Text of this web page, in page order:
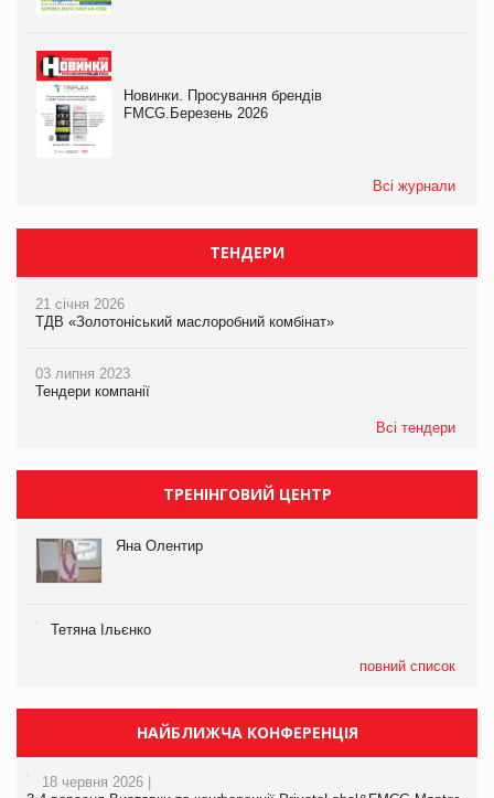
Новинки. Просування брендів
FMCG.Березень 2026
Всі журнали
ТЕНДЕРИ
21 січня 2026
ТДВ «Золотоніський маслоробний комбінат»
03 липня 2023
Тендери компанії
Всі тендери
ТРЕНІНГОВИЙ ЦЕНТР
Яна Олентир
Тетяна Ільєнко
повний список
НАЙБЛИЖЧА КОНФЕРЕНЦІЯ
18 червня 2026 |